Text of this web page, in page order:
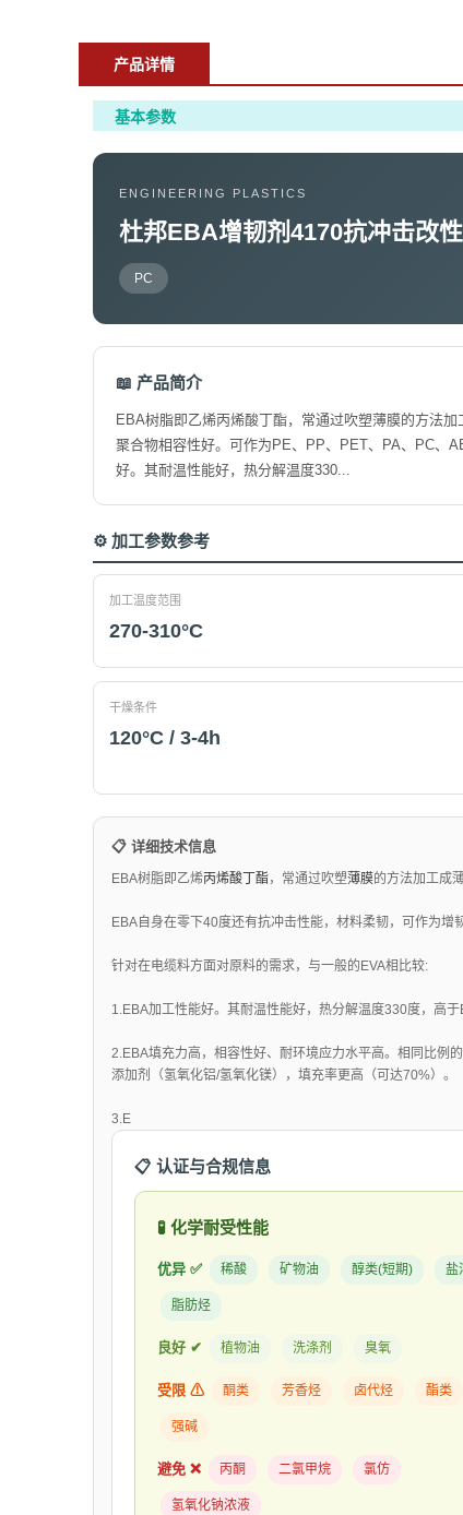
产品详情
基本参数
ENGINEERING PLASTICS
杜邦EBA增韧剂4170抗冲击改
PC
📖 产品简介
EBA树脂即乙烯丙烯酸丁酯，常通过吹塑薄膜的方法
聚合物相容性好。可作为PE、PP、PET、PA、PC、
好。其耐温性能好，热分解温度330...
⚙️ 加工参数参考
加工温度范围
270-310°C
干燥条件
120°C / 3-4h
📋 详细技术信息
EBA树脂即乙烯丙烯酸丁酯，常通过吹塑薄膜的方法加工成
EBA自身在零下40度还有抗冲击性能，材料柔韧，可作为
针对在电缆料方面对原料的需求，与一般的EVA相比较:
1.EBA加工性能好。其耐温性能好，热分解温度330度，高
2.EBA填充力高，相容性好、耐环境应力水平高。相同比例
添加剂（氢氧化铝/氢氧化镁），填充率更高（可达70%）。
3.E
📋 认证与合规信息
🧪 化学耐受性能
优异 ✅ 稀酸 矿物油 醇类(短期) 盐
脂肪烃
良好 ✔ 植物油 洗涤剂 臭氧
受限 ⚠ 酮类 芳香烃 卤代烃 酯类
强碱
避免 ❌ 丙酮 二氯甲烷 氯仿
氢氧化钠浓液